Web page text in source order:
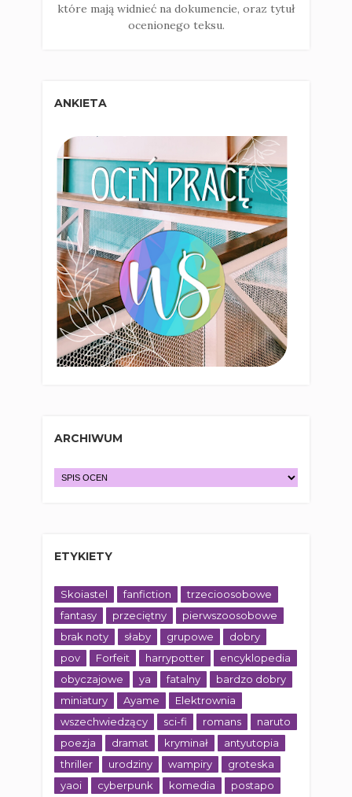
które mają widnieć na dokumencie, oraz tytuł
ocenionego teksu.
ANKIETA
ARCHIWUM
ETYKIETY
Skoiastel fanfiction
trzecioosobowe
fantasy
przeciętny
pierwszoosobowe
brak noty
słaby grupowe
dobry
pov
Forfeit harrypotter
encyklopedia
obyczajowe
ya fatalny
bardzo dobry
miniatury
Ayame
Elektrownia
wszechwiedzący
sci-fi romans
naruto
poezja
dramat kryminał
antyutopia
thriller
urodziny wampiry
groteska
yaoi
cyberpunk komedia
postapo